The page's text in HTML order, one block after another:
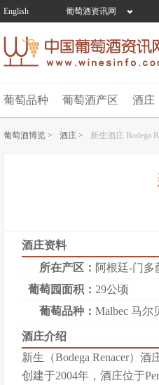
English 葡萄酒资讯网
葡萄品种 葡萄酒产区 酒庄
葡萄酒博览 > 酒庄 > 新生酒庄 Bodega
酒庄资料
所在产区： 阿根廷-门多
葡萄园面积： 29公顷
葡萄品种： Malbec 马尔
酒庄介绍
新生（Bodega Renacer）
创建于2004年，酒庄位于